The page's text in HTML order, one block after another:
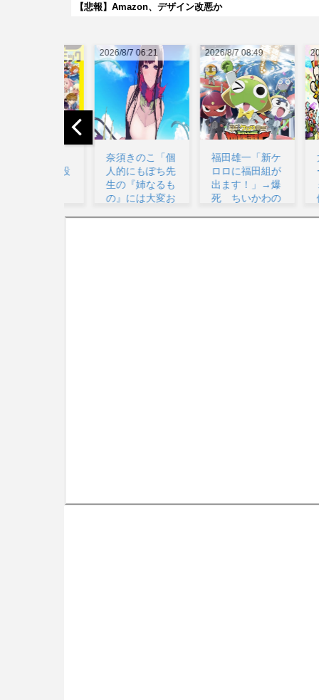
【悲報】Amazon、デザイン改悪か
2026/8/7 08:49
福田雄一「新ケ
ロロに福田組が
出ます！」→爆
死 ちいかわの
2026/8/7
太鼓
ーム
ォン
値上
2026/8/7 06:21
奈須きのこ「個
人的にもぽち先
生の『姉なるも
の』には大変お